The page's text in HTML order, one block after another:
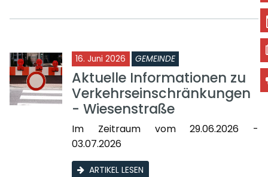
16. Juni 2026 GEMEINDE
Aktuelle Informationen zu
Verkehrseinschränkungen
- Wiesenstraße
Im Zeitraum vom 29.06.2026 -
03.07.2026
ARTIKEL LESEN